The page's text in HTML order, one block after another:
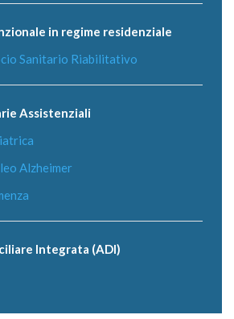
in regime residenziale
Sanitario Riabilitativo
Assistenziali
Alzheimer
Integrata (ADI)